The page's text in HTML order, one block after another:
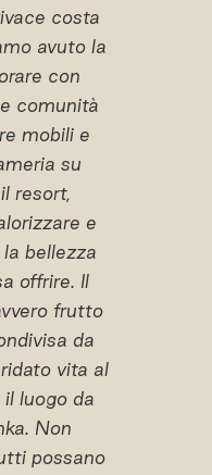
costa
avuto la
con
comunità
mobili e
su
resort,
e
bellezza
offrire. Il
frutto
da
vita al
luogo da
Non
possano